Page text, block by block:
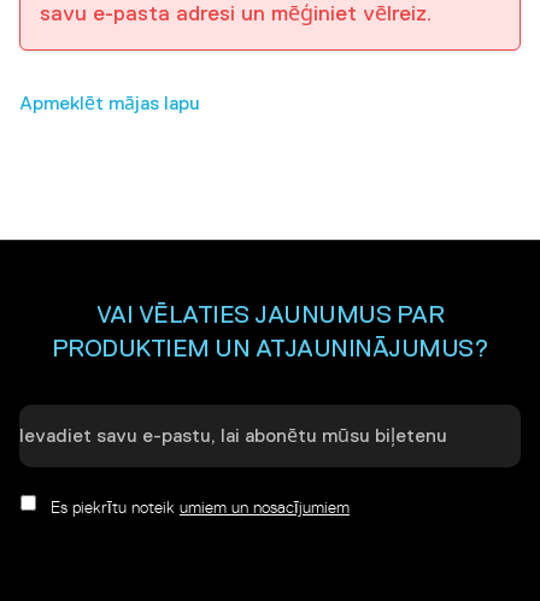
savu e-pasta adresi un mēģiniet vēlreiz.
Apmeklēt mājas lapu
VAI VĒLATIES JAUNUMUS PAR
PRODUKTIEM UN ATJAUNINĀJUMUS?
Es piekrītu noteik umiem un nosacījumiem